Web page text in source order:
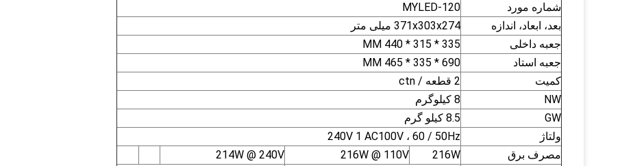
شماره مورد
MYLED-120
بعد، ابعاد، اندازه
371x303x274 میلی متر
جعبه داخلی
335 * 315 * 440 MM
جعبه استاد
690 * 335 * 465 MM
کمیت
2 قطعه / ctn
NW
8 کیلوگرم
GW
8.5 کیلو گرم
ولتاژ
240V 1 AC100V ، 60 / 50Hz
مصرف برق
216W
216W @ 110V
214W @ 240V